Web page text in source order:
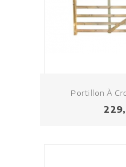
Portillon À